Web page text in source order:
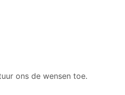
ons de wensen toe.